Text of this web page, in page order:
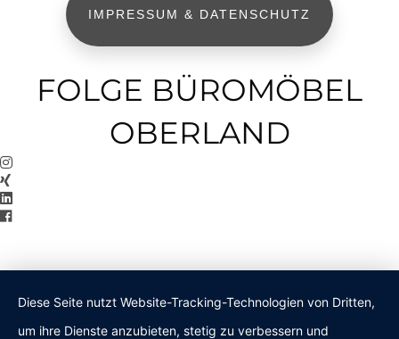
IMPRESSUM & DATENSCHUTZ
FOLGE BÜROMÖBEL
OBERLAND
Diese Seite nutzt Website-Tracking-Technologien von Dritten,
um ihre Dienste anzubieten, stetig zu verbessern und